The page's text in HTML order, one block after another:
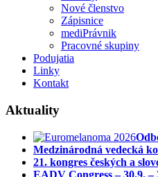
Nové členstvo
Zápisnice
mediPrávnik
Pracovné skupiny
Podujatia
Linky
Kontakt
Aktuality
Medzinárodná vedecká
21. kongres českých a
EADV Congress – 30.9. –